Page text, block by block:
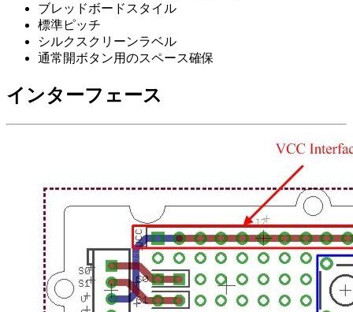
ブレッドボードスタイル
標準ピッチ
シルクスクリーンラベル
通常開ボタン用のスペース確保
インターフェース